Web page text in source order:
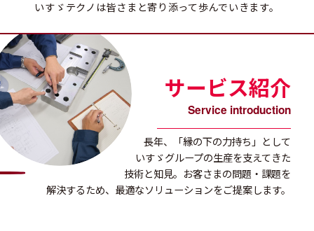
いすゞテクノは皆さまと寄り添って歩んでいきます。
サービス紹介
Service introduction
長年、「縁の下の力持ち」として
いすゞグループの生産を支えてきた
技術と知見。 お客さまの問題・課題を
解決するため、 最適なソリューションをご提案します。